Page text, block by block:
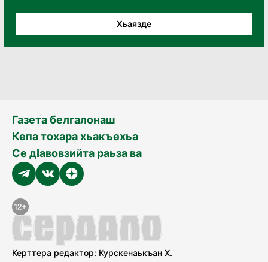
Хьаязде
Газета белгалонаш
Кепа тохара хьакъехьа
Се дӀавовзийта раьза ва
Керттера редактор: Курскенаькъан Х.